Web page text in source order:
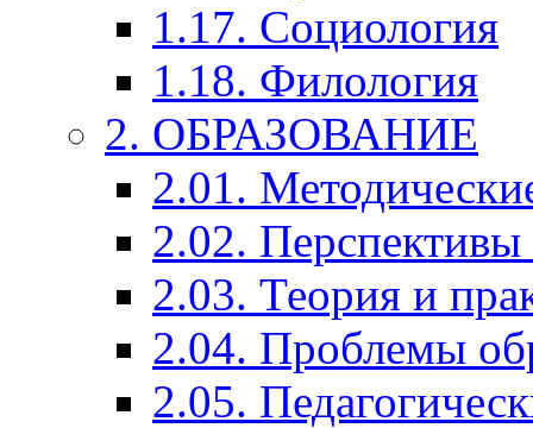
1.17. Социология
1.18. Филология
2. ОБРАЗОВАНИЕ
2.01.
2.02. Перспективы
2.03. Теория и
2.04. Проблемы
2.05.